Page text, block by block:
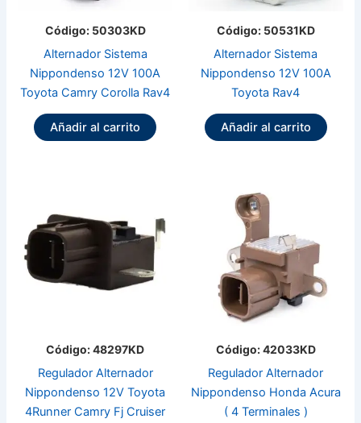
Código: 50303KD
Alternador Sistema
Nippondenso 12V 100A
Toyota Camry Corolla Rav4
Añadir al carrito
Código: 50531KD
Alternador Sistema
Nippondenso 12V 100A
Toyota Rav4
Añadir al carrito
Código: 48297KD
Regulador Alternador
Nippondenso 12V Toyota
4Runner Camry Fj Cruiser
Código: 42033KD
Regulador Alternador
Nippondenso Honda Acura
( 4 Terminales )